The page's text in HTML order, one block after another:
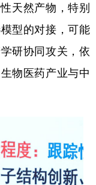
天然产物，特别
型的对接，可能
研协同攻关，依
物医药产业与中